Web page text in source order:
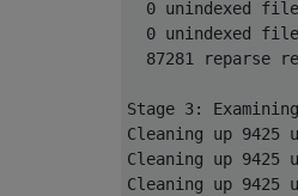
0
0
87281
Stage 3:
Cleaning up
Cleaning up
Cleaning up